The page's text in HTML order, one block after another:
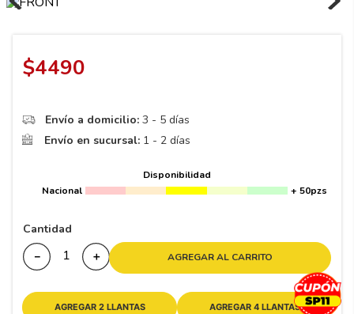
$4490
Envío a domicilio: 3 - 5 días
Envío en sucursal: 1 - 2 días
Disponibilidad
Nacional
+ 50pzs
Cantidad
＋
－ AGREGAR AL CARRITO
AGREGAR 2 LLANTAS AGREGAR 4 LLANTAS